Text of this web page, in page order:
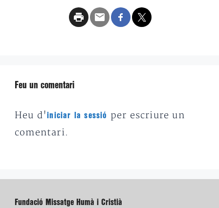
Feu un comentari
Heu d'iniciar la sessió
per escriure un
comentari.
Fundació Missatge Humà i Cristià